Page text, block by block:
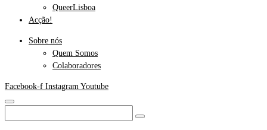
QueerLisboa
Acção!
Sobre nós
Quem Somos
Colaboradores
Facebook-f Instagram Youtube